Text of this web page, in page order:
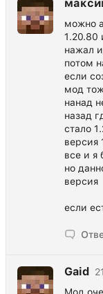
можно
1.20.80
нажал
потом
если
мод
нанад
назад
стало
версия
все и я
но
версия
если
Gaid
Мод